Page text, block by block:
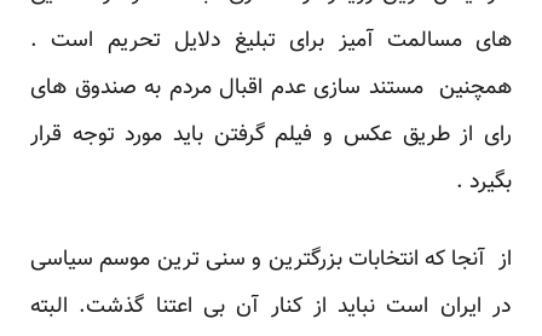
های مسالمت آمیز برای تبلیغ دلایل تحریم است .
همچنین مستند سازی عدم اقبال مردم به صندوق های
رای از طریق عکس و فیلم گرفتن باید مورد توجه قرار
بگیرد .
از آنجا که انتخابات بزرگترین و سنی ترین موسم سیاسی
در ایران است نباید از کنار آن بی اعتنا گذشت. البته